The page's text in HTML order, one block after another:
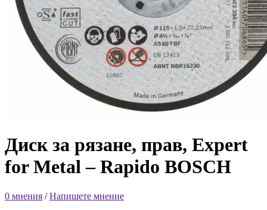
Диск за рязане, прав, Expert
for Metal – Rapido BOSCH
0 мнения /Напишете мнение